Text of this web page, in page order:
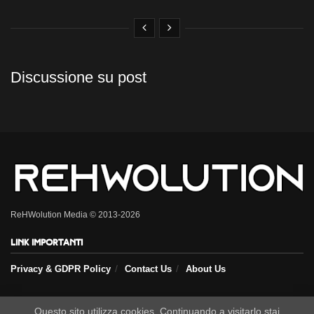
Discussione su post
ReHWolution Media © 2013-2026
Link importanti
Privacy & GDPR Policy Contact Us About Us
Seguici sui nostri social
Questo sito utilizza cookies. Continuando a visitarlo stai